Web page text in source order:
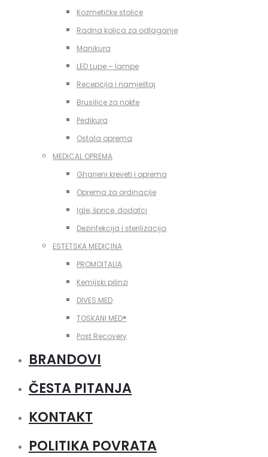
Kozmetičke stolice
Radna kolica za odlaganje
Manikura
LED Lupe – lampe
Recepcija i namještaj
Brusilice za nokte
Pedikura
Ostala oprema
MEDICAL OPREMA
Gharieni kreveti i oprema
Oprema za ordinacije
Igle, šprice, dodatci
Dezinfekcija i sterilizacija
ESTETSKA MEDICINA
PROMOITALIA
Kemijski pilinzi
DIVES MED
TOSKANI MED®️
Post Recovery
BRANDOVI
ČESTA PITANJA
KONTAKT
POLITIKA POVRATA